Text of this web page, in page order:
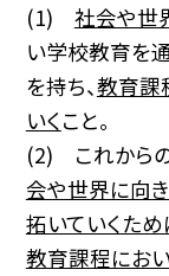
(1) 社会や世
い学校教育を
を持ち、教育課
いくこと。
(2) これからの
会や世界に向
拓いていくた
教育課程にお